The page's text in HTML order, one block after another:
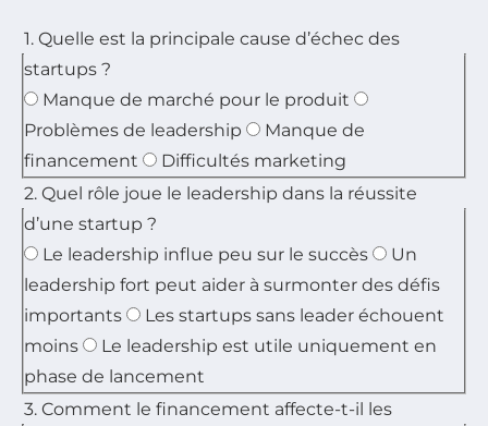
1. Quelle est la principale cause d’échec des
startups ?
Manque de marché pour le produit
Problèmes de leadership
Manque de
financement
Difficultés marketing
2. Quel rôle joue le leadership dans la réussite
d’une startup ?
Le leadership influe peu sur le succès
Un
leadership fort peut aider à surmonter des défis
importants
Les startups sans leader échouent
moins
Le leadership est utile uniquement en
phase de lancement
3. Comment le financement affecte-t-il les